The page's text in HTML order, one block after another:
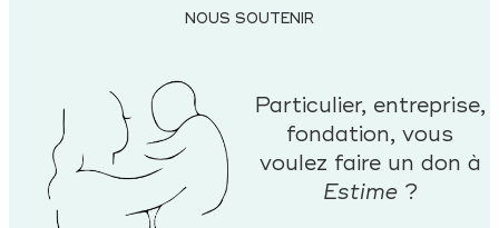
NOUS SOUTENIR
Particulier, entreprise,
fondation, vous
voulez faire un don à
Estime?